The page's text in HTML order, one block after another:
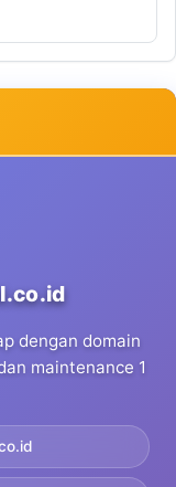
dengan domain
maintenance 1